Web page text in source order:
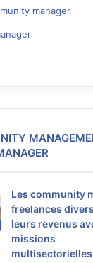
manager
Les community
freelances
leurs revenus
missions
multisectorielles